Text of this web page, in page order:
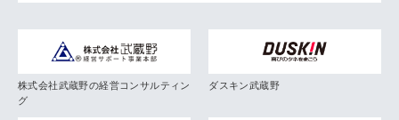
株式会社武蔵野の経営コンサルティン
グ
ダスキン武蔵野